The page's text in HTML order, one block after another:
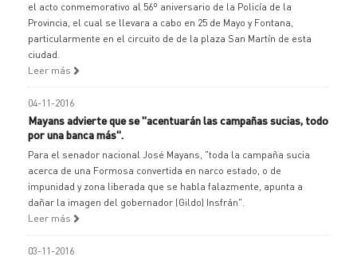
el acto conmemorativo al 56º aniversario de la Policía de la
Provincia, el cual se llevara a cabo en 25 de Mayo y Fontana,
particularmente en el circuito de de la plaza San Martín de esta
ciudad.
Leer más
04-11-2016
Mayans advierte que se "acentuarán las campañas sucias, todo
por una banca más".
Para el senador nacional José Mayans, "toda la campaña sucia
acerca de una Formosa convertida en narco estado, o de
impunidad y zona liberada que se habla falazmente, apunta a
dañar la imagen del gobernador (Gildo) Insfrán".
Leer más
03-11-2016